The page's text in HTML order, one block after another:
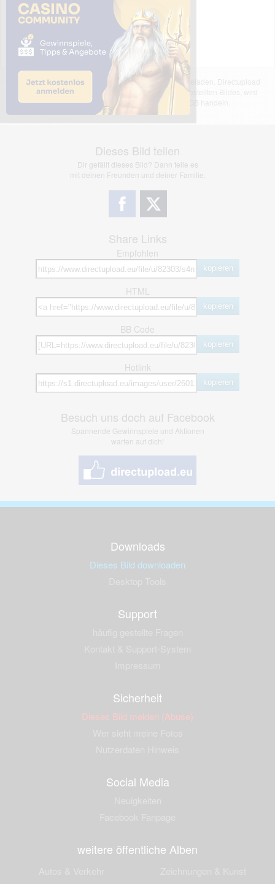
Das dargestellte Bild wurde von einem Nutzer hochgeladen. Directupload
übernimmt keinerlei Haftung für den Inhalt des dargestellten Bildes, wird
jedoch bei Verstößen nach §2(3) unserer AGB handeln.
Dieses Bild teilen
Dir gefällt dieses Bild? Dann teile es
mit deinen Freunden und deiner Familie.
Share Links
Empfohlen
kopieren
HTML
kopieren
BB Code
kopieren
Hotlink
kopieren
Besuch uns doch auf Facebook
Spannende Gewinnspiele und Aktionen
warten auf dich!
Downloads
Dieses Bild downloaden
Support
Sicherheit
Dieses Bild melden (Abuse)
Social Media
weitere öffentliche Alben